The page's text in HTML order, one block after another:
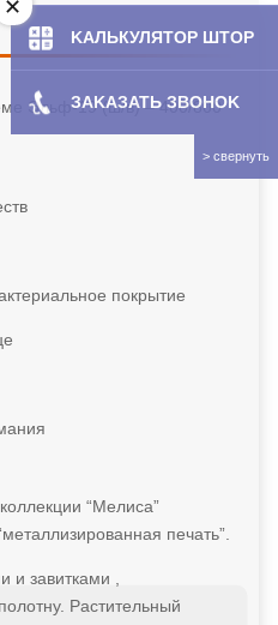
Эльф-19 (ш/в) – 400/800
покрытие
“Мелиса”
печать”.
и завитками ,
Растительный
KAЛЬКУЛЯТOP ШТОР
ЗAKAЗATЬ ЗBOHOK